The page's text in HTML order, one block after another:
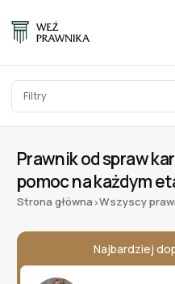
Filtry
Prawnik od spraw
pomoc na każdym
Strona główna>Wszyscy
Najbardziej